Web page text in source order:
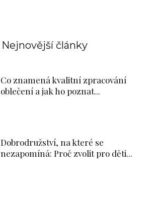
Nejnovější články
Co znamená kvalitní zpracování
oblečení a jak ho poznat...
Dobrodružství, na které se
nezapomíná: Proč zvolit pro děti...